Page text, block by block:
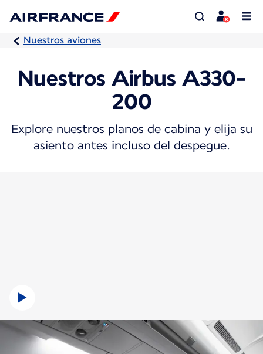
Nuestros aviones
Nuestros Airbus A330-
200
Explore nuestros planos de cabina y elija su
asiento antes incluso del despegue.